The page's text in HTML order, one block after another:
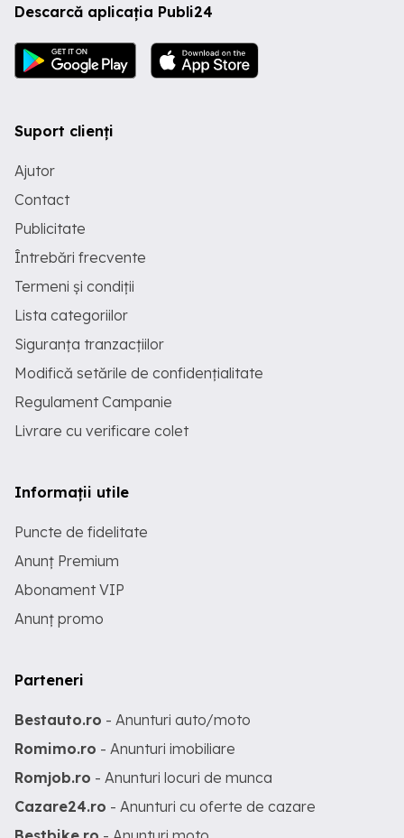
Descarcă aplicația Publi24
Suport clienți
Ajutor
Contact
Publicitate
Întrebări frecvente
Termeni și condiții
Lista categoriilor
Siguranța tranzacțiilor
Modifică setările de confidențialitate
Regulament Campanie
Livrare cu verificare colet
Informații utile
Puncte de fidelitate
Anunț Premium
Abonament VIP
Anunț promo
Parteneri
Bestauto.ro - Anunturi auto/moto
Romimo.ro - Anunturi imobiliare
Romjob.ro - Anunturi locuri de munca
Cazare24.ro - Anunturi cu oferte de cazare